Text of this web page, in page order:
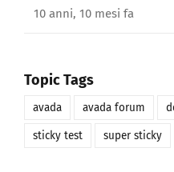
10 anni, 10 mesi fa
Topic Tags
avada avada forum
sticky test super sticky